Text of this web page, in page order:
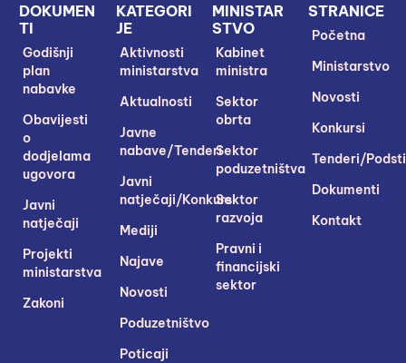
STRANICE
Početna
Ministarstvo
Novosti
Konkursi
Tenderi/
Dokumenti
Kontakt
MINISTAR
STVO
Kabinet
ministra
Sektor
obrta
Sektor
poduzetništva
Sektor
razvoja
Pravni i
financijski
sektor
KATEGORI
JE
Aktivnosti
ministarstva
Aktualnosti
Javne
nabave/Tenderi
Javni
natječaji/Konkursi
Mediji
Najave
Novosti
Poduzetništvo
Poticaji
DOKUMEN
TI
Godišnji
plan
nabavke
Obavijesti
o
dodjelama
ugovora
Javni
natječaji
Projekti
ministarstva
Zakoni